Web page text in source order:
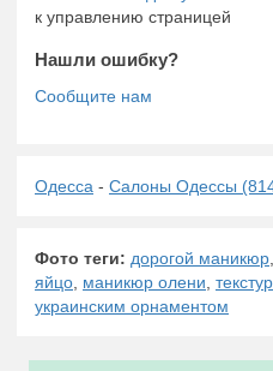
к управлению страницей
Нашли ошибку?
Одесса - Салоны Одессы
Фото теги: дорогой маникюр
яйцо маникюр олени
украинским орнаментом